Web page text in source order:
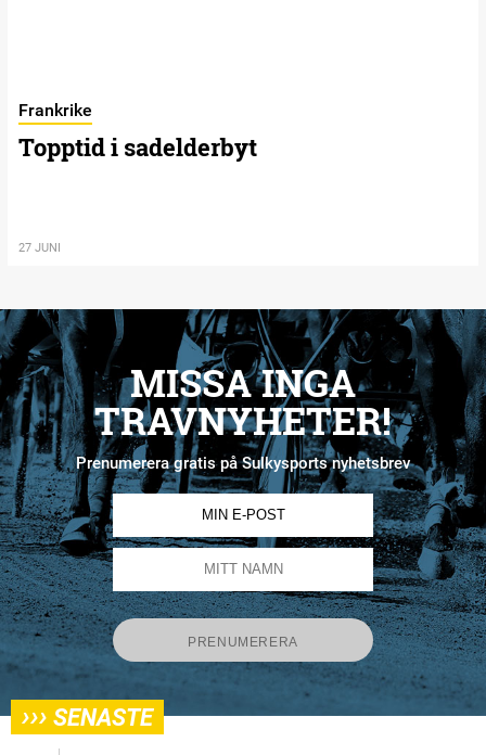
Frankrike
Topptid i sadelderbyt
27 JUNI
MISSA INGA
TRAVNYHETER!
Prenumerera gratis på Sulkysports nyhetsbrev
››› SENASTE